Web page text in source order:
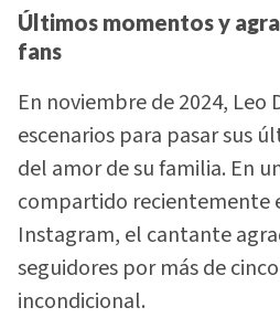
Últimos momentos y
fans
En noviembre de 2024, Leo
escenarios para pasar sus
del amor de su familia. En
compartido recientemente
Instagram, el cantante
seguidores por más de
incondicional.